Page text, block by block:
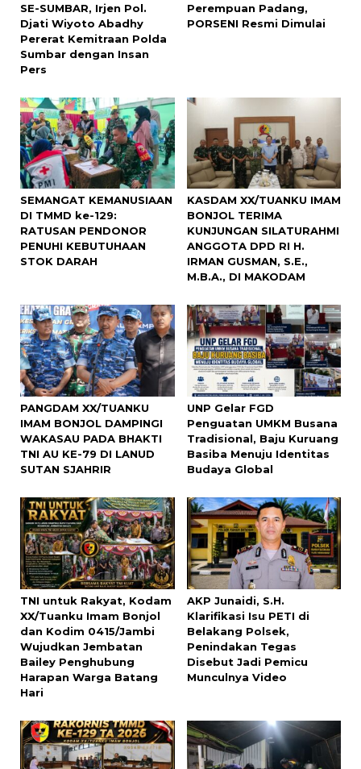
SE-SUMBAR, Irjen Pol.
Djati Wiyoto Abadhy
Pererat Kemitraan Polda
Sumbar dengan Insan
Pers
Perempuan Padang,
PORSENI Resmi Dimulai
SEMANGAT KEMANUSIAAN
DI TMMD ke-129:
RATUSAN PENDONOR
PENUHI KEBUTUHAAN
STOK DARAH
KASDAM XX/TUANKU IMAM
BONJOL TERIMA
KUNJUNGAN SILATURAHMI
ANGGOTA DPD RI H.
IRMAN GUSMAN, S.E.,
M.B.A., DI MAKODAM
PANGDAM XX/TUANKU
IMAM BONJOL DAMPINGI
WAKASAU PADA BHAKTI
TNI AU KE-79 DI LANUD
SUTAN SJAHRIR
UNP Gelar FGD
Penguatan UMKM Busana
Tradisional, Baju Kuruang
Basiba Menuju Identitas
Budaya Global
TNI untuk Rakyat, Kodam
XX/Tuanku Imam Bonjol
dan Kodim 0415/Jambi
Wujudkan Jembatan
Bailey Penghubung
Harapan Warga Batang
Hari
AKP Junaidi, S.H.
Klarifikasi Isu PETI di
Belakang Polsek,
Penindakan Tegas
Disebut Jadi Pemicu
Munculnya Video